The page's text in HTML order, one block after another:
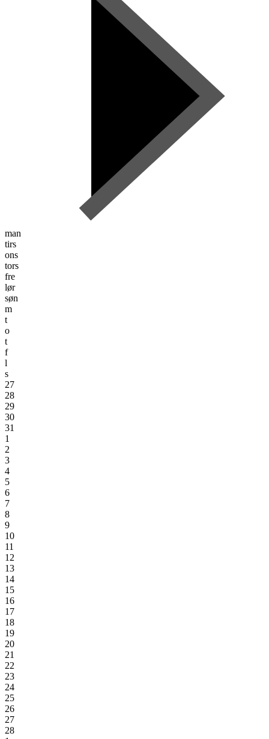
man
tirs
ons
tors
fre
lør
søn
m
t
o
t
f
l
s
27
28
29
30
31
1
2
3
4
5
6
7
8
9
10
11
12
13
14
15
16
17
18
19
20
21
22
23
24
25
26
27
28